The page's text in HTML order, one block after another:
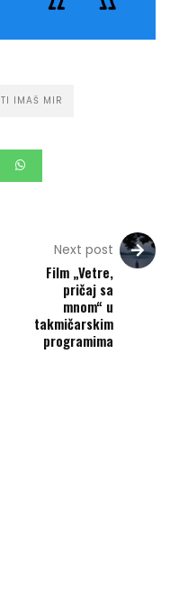
TI IMAŠ MIR
Next post
Film „Vetre,
pričaj sa
mnom“ u
takmičarskim
programima